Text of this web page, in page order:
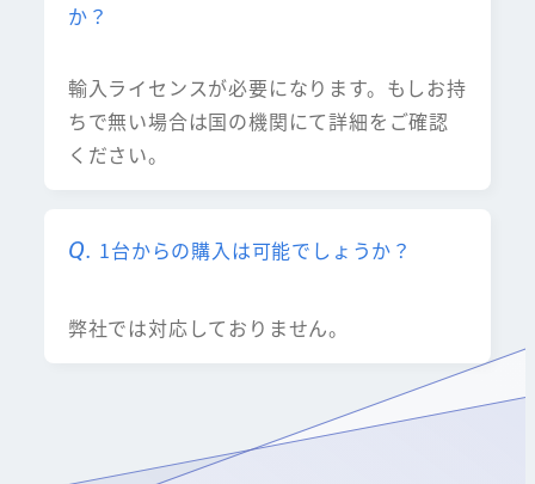
か？
輸入ライセンスが必要になります。もしお持
ちで無い場合は国の機関にて詳細をご確認
ください。
1台からの購入は可能でしょうか？
弊社では対応しておりません。